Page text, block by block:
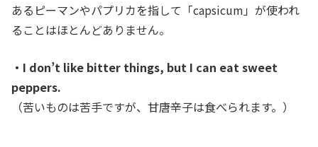
あるピーマンやパプリカを指して「capsicum」が使われ
ることはほとんどありません。
・I don’t like bitter things, but I can eat sweet
peppers.
（苦いものは苦手ですが、甘唐辛子は食べられます。）